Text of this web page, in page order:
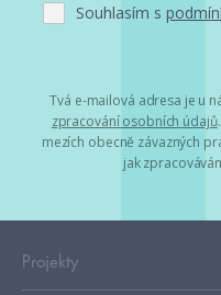
Souhlasím s
Tvá e-mailová adresa je u
zpracování osobních údajů
mezích obecně závazných
jak
Projekty